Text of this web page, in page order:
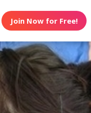
Join Now for Free!